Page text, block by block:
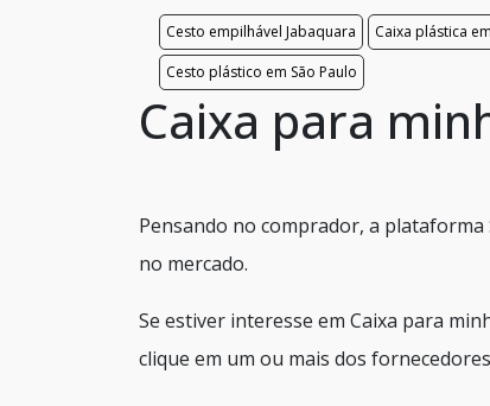
Cesto empilhável Jabaquara Caixa plástica
Cesto plástico em São Paulo
Caixa para
Pensando no comprador, a
no mercado.
Se estiver interesse em Caixa para
clique em um ou mais dos